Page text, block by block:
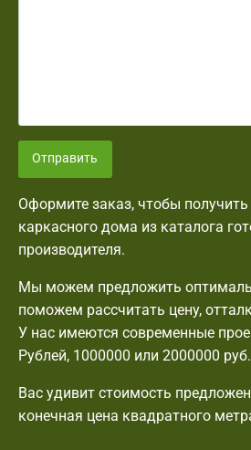
Отправить
Оформите заказ, чтобы
каркасного дома из каталога
производителя.
Мы можем предложить
поможем рассчитать цену,
У нас имеются современные
Рублей, 1000000 или 2000000 руб.
Вас удивит стоимость
конечная цена квадратного